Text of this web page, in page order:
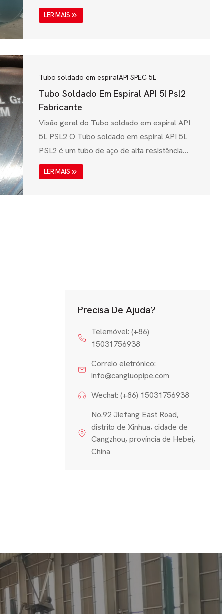
para tubos de aço soldados por fusão
eléctrica (EFW) concebidos para aplicações
estruturais e tubagens industriais. A norma
ASTM A139, emitida pela American Society
for Testing and...
LER MAIS
Tubo soldado em espiralAPI SPEC 5L
Tubo Soldado Em Espiral API 5l Psl2
Fabricante
Visão geral do Tubo soldado em espiral API
5L PSL2 O Tubo soldado em espiral API 5L
PSL2 é um tubo de aço de alta resistência
usado para transmissão de petróleo e gás,
tubulações de água e aplicações industriais.
LER MAIS
Precisa De Ajuda?
Telemóvel: (+86)
15031756938
Correio eletrónico:
info@cangluopipe.com
Wechat: (+86) 15031756938
No.92 Jiefang East Road,
distrito de Xinhua, cidade de
Cangzhou, província de Hebei,
China